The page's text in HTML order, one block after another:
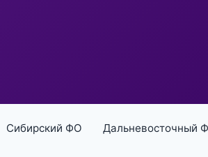
Сибирский ФО Дальневосточный